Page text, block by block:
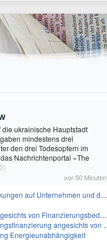
ukrainische Hauptstadt
mindestens drei
den drei Todesopfern im
Nachrichtenportal «The
vor 50 Minuten
und das Vertrauen der Investoren
von Finanzierungsbedenken
angesichts von Shutdown-Risiken ein
Energieunabhängigkeit